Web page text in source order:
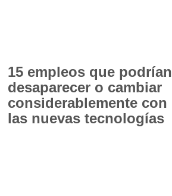
15 empleos que podrían
desaparecer o cambiar
considerablemente con
las nuevas tecnologías